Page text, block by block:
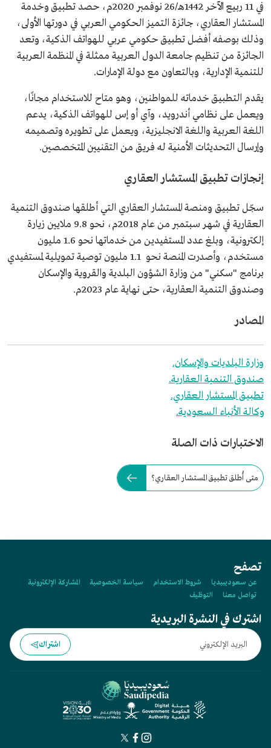
في 11 ربيع الآخر 1442هـ/26 نوفمبر 2020م، حصد تطبيق وخدمة
المستشار العقاري، جائزة التميز الحكومي العربي في دورتها الأولى،
وذلك بوصفه أفضل تطبيق حكومي عربي للهواتف الذكية، وتعد
الجائزة من تنظيم جامعة الدول العربية ممثلة في المنظمة العربية
للتنمية الإدارية، وبالتعاون مع دولة الإمارات.
يقدم التطبيق خدماته للمواطنين، وهو متاح للاستخدام مجانًا،
ويعمل على نظامي أندرويد، وآي أو إس للهواتف الذكية، يدعم
اللغة العربية واللغة الانجليزية، ويعمل على تطويره وتصميمه
وإرسال التحديثات الأمنية له فريق من التقنيين المتخصصين.
إنجازات تطبيق المستشار العقاري
سجّل تطبيق ومنصة المستشار العقاري التي أطلقها صندوق التنمية
العقارية في شهر سبتمبر من عام 2018م، نحو 9.8 ملايين زيارة
إلكترونية، وبلغ عدد المستفيدين من خدماتها نحو 1.6 مليون
مستخدم، وأصدرت المنصة نحو 1.1 مليون توصية تمويلية لمستفيدي
برنامج "سكني" من وزارة الشؤون البلدية والقروية والإسكان
وصندوق التنمية العقارية، حتى نهاية عام 2023م.
المصادر
وزارة البلديات والإسكان.
صندوق التنمية العقارية.
تطبيق المستشار العقاري.
وكالة الأنباء السعودية.
الاختبارات ذات الصلة
متى أُطلق تطبيق المستشار العقاري؟
تصفح
عن سعوديبيديا شروط الاستخدام سياسة الخصوصية
المشاركة الإلكترونية
تواصل معنا
التوظيف
اشترك في النشرة البريدية
اشتراك